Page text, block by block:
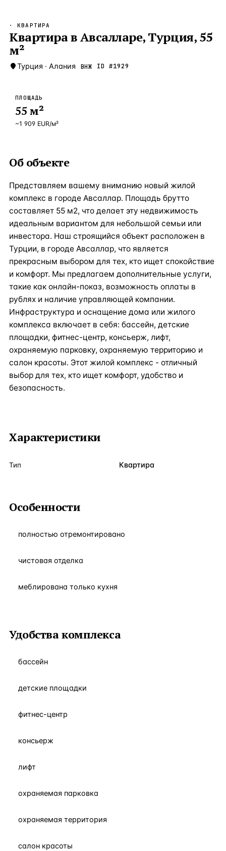
Новороссийск — Локация Россия · 2
Стамбул
Анталия
ЧАСТО ИЩУТ
Турция
· КВАРТИРА
Квартира в Авсалларе, Турция, 55
м²
Турция · Алания ВНЖ ID #1929
ПЛОЩАДЬ
55 м²
~1 909 EUR/м²
Об объекте
Представляем вашему вниманию новый жилой
комплекс в городе Авсаллар. Площадь брутто
составляет 55 м2, что делает эту недвижимость
идеальным вариантом для небольшой семьи или
инвестора. Наш строящийся объект расположен в
Турции, в городе Авсаллар, что является
прекрасным выбором для тех, кто ищет спокойствие
и комфорт. Мы предлагаем дополнительные услуги,
такие как онлайн-показ, возможность оплаты в
рублях и наличие управляющей компании.
Инфраструктура и оснащение дома или жилого
комплекса включает в себя: бассейн, детские
площадки, фитнес-центр, консьерж, лифт,
охраняемую парковку, охраняемую территорию и
салон красоты. Этот жилой комплекс - отличный
выбор для тех, кто ищет комфорт, удобство и
безопасность.
Характеристики
Тип Квартира
Особенности
полностью отремонтировано
чистовая отделка
меблирована только кухня
Удобства комплекса
бассейн
детские площадки
фитнес-центр
консьерж
лифт
охраняемая парковка
охраняемая территория
салон красоты